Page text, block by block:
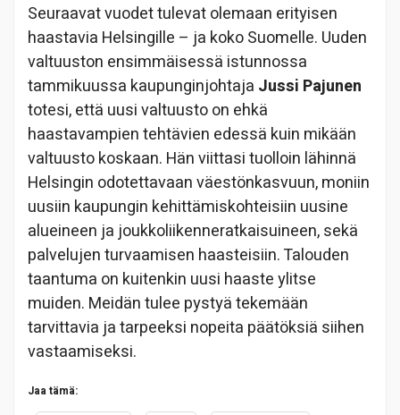
Seuraavat vuodet tulevat olemaan erityisen
haastavia Helsingille – ja koko Suomelle. Uuden
valtuuston ensimmäisessä istunnossa
tammikuussa kaupunginjohtaja Jussi Pajunen
totesi, että uusi valtuusto on ehkä
haastavampien tehtävien edessä kuin mikään
valtuusto koskaan. Hän viittasi tuolloin lähinnä
Helsingin odotettavaan väestönkasvuun, moniin
uusiin kaupungin kehittämiskohteisiin uusine
alueineen ja joukkoliikenneratkaisuineen, sekä
palvelujen turvaamisen haasteisiin. Talouden
taantuma on kuitenkin uusi haaste ylitse
muiden. Meidän tulee pystyä tekemään
tarvittavia ja tarpeeksi nopeita päätöksiä siihen
vastaamiseksi.
Jaa tämä: